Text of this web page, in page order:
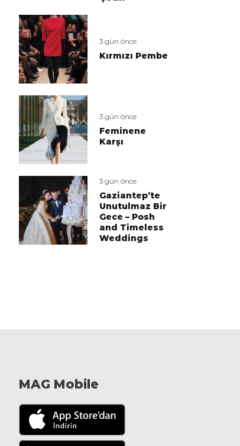
3 gün önce
Kırmızı Pembe
3 gün önce
Feminene
Karşı
3 gün önce
Gaziantep’te
Unutulmaz Bir
Gece – Posh
and Timeless
Weddings
MAG Mobile